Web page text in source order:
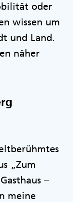
oder
wissen um
und Land.
näher
„Zum
–
meine